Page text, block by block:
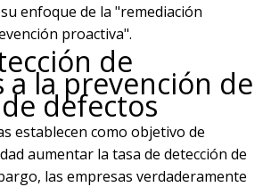
enfoque de la "remediación
proactiva".
de
a la prevención de
defectos
establecen como objetivo de
aumentar la tasa de detección de
las empresas verdaderamente